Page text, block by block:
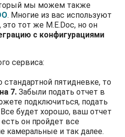
мы можем также
. Многие из вас используют
это тот же M.E.Doc, но он
с конфигурациями
сервиса:
стандартной пятидневке, то
7. Забыли подать отчет в
подключиться, подать
будет хорошо, ваш отчет
он пройдет все
камеральные и так далее.